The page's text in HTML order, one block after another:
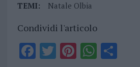
TEMI: Natale Olbia
Condividi l'articolo
F T PiWS